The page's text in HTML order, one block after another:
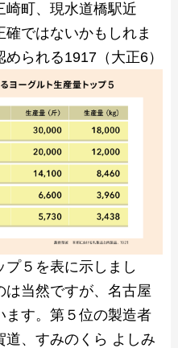
崎町、現水道橋駅近
確ではないかもしれま
られる1917（大正6）
５を表に示しまし
は当然ですが、名古屋
ます。第５位の製造者
道、すみのくら よしみ